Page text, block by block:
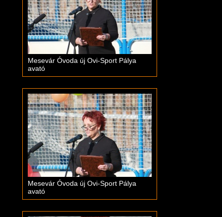
Mesevár Óvoda új Ovi-Sport Pálya
avató
Mesevár Óvoda új Ovi-Sport Pálya
avató